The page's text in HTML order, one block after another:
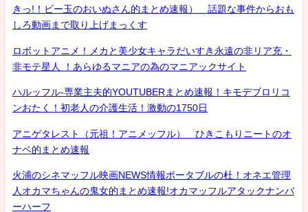
きっ!！ビー玉のおいぬさん的まとめ速報） 話題な事件からおも
しろ動画まで取り上げまっくす
ロボットアニメ！メカと美少女キャラだいすき永遠の非リア充・
非モテ星人 ！あらゆるマニアの為のマニアックサイト
ハルッフル-専業主夫的YOUTUBERまとめ速報！キモデブロリコ
ンおたく！初老人の介護生活！激動の1750日
アニゲタレスト（元祖！アニメッフル） ひきこもりニートのオ
ナベ的まとめ速報
火浦のシネマッフル映画NEWS情報ポータブルの杜！オネエ管理
人オカマちゃんの鬼女的まとめ速報!オカマッフルアタックナンバ
ーハーフ